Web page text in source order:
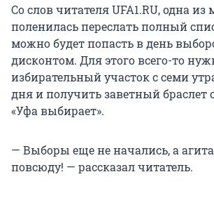
Со слов читателя UFA1.RU, одна
поленилась переслать полный
можно будет попасть в день
дисконтом. Для этого всего-то
избирательный участок с семи
дня и получить заветный браслет
«Уфа выбирает».
— Выборы еще не начались, а
повсюду! — рассказал читатель.